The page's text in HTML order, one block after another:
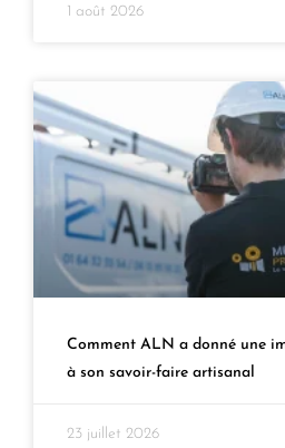
1 août 2026
Comment ALN a donné une
à son savoir-faire artisanal
23 juillet 2026